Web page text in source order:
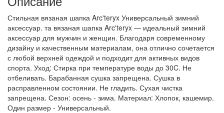
Стильная вязаная шапка Arc'teryx Универсальный зимний
аксессуар. та вязаная шапка Arc'teryx — идеальный зимний
аксессуар для мужчин и женщин. Благодаря современному
дизайну и качественным материалам, она отлично сочетается
с любой верхней одеждой и подходит для активных видов
спорта. Уход: Стирка при температуре воды до 30C. Не
отбеливать. Барабанная сушка запрещена. Сушка в
расправленном состоянии. Не гладить. Сухая чистка
запрещена. Сезон: осень - зима. Материал: Хлопок, кашемир.
Один размер - Универсальный.